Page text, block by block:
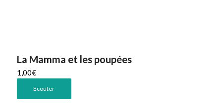
La Mamma et les poupées
1,00€
Ecouter